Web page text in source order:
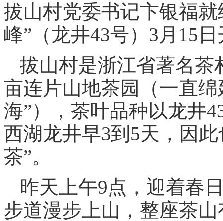
拔山村党委书记卞银福
峰”（龙井43号）3月15
拔山村是浙江省著名茶
亩连片山地茶园（一直
海”），茶叶品种以龙井
西湖龙井早3到5天，因
茶”。
昨天上午9点，迎着春
步道漫步上山，整座茶